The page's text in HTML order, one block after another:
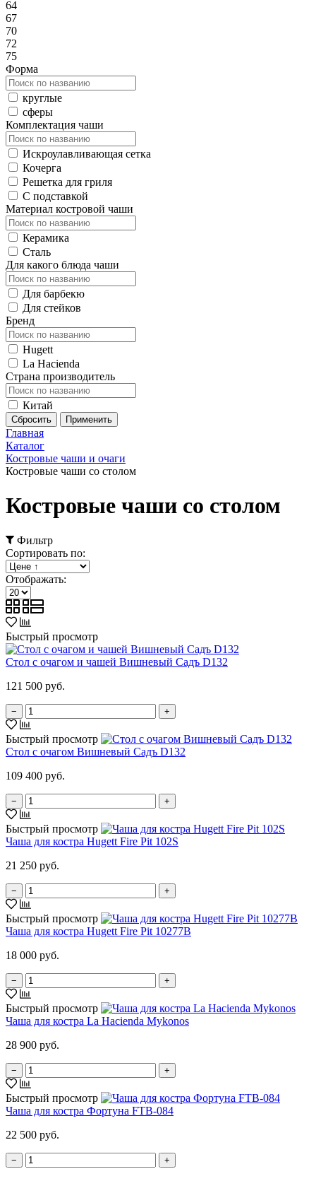
64
67
70
72
75
Форма
круглые
сферы
Комплектация чаши
Искроулавливающая сетка
Кочерга
Решетка для гриля
С подставкой
Материал костровой чаши
Керамика
Сталь
Для какого блюда чаши
Для барбекю
Для стейков
Бренд
Hugett
La Hacienda
Страна производитель
Китай
Главная
Каталог
Костровые чаши и очаги
Костровые чаши со столом
Костровые чаши со столом
Фильтр
Сортировать по:
Отображать:
Быстрый просмотр
Стол с очагом и чашей Вишневый Садъ D132
121 500 руб.
− +
Быстрый просмотр
Стол с очагом Вишневый Садъ D132
109 400 руб.
− +
Быстрый просмотр
Чаша для костра Hugett Fire Pit 102S
21 250 руб.
− +
Быстрый просмотр
Чаша для костра Hugett Fire Pit 10277B
18 000 руб.
− +
Быстрый просмотр
Чаша для костра La Hacienda Mykonos
28 900 руб.
− +
Быстрый просмотр
Чаша для костра Фортуна FTB-084
22 500 руб.
− +